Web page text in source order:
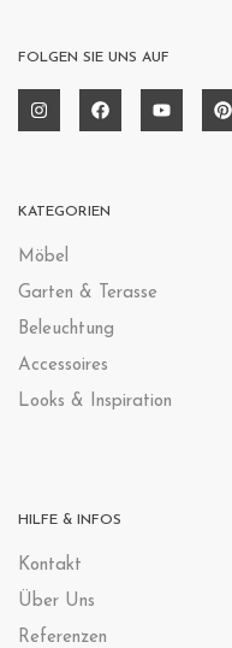
FOLGEN SIE UNS AUF
KATEGORIEN
Möbel
Garten & Terasse
Beleuchtung
Accessoires
Looks & Inspiration
HILFE & INFOS
Kontakt
Über Uns
Referenzen